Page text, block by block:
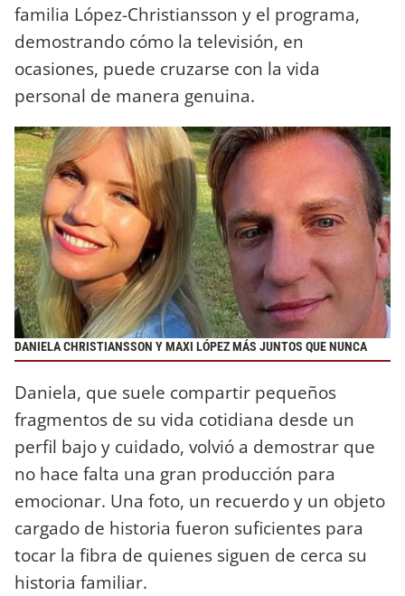
familia López-Christiansson y el programa,
demostrando cómo la televisión, en
ocasiones, puede cruzarse con la vida
personal de manera genuina.
DANIELA CHRISTIANSSON Y MAXI LÓPEZ MÁS JUNTOS QUE NUNCA
Daniela, que suele compartir pequeños
fragmentos de su vida cotidiana desde un
perfil bajo y cuidado, volvió a demostrar que
no hace falta una gran producción para
emocionar. Una foto, un recuerdo y un objeto
cargado de historia fueron suficientes para
tocar la fibra de quienes siguen de cerca su
historia familiar.